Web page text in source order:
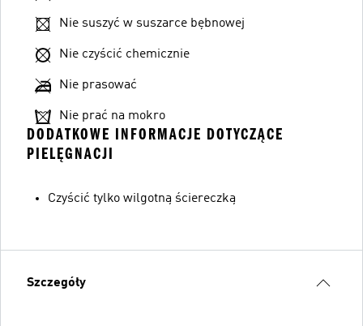
Nie suszyć w suszarce bębnowej
Nie czyścić chemicznie
Nie prasować
Nie prać na mokro
DODATKOWE INFORMACJE DOTYCZĄCE
PIELĘGNACJI
Czyścić tylko wilgotną ściereczką
Szczegóły